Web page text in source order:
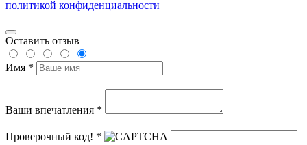
политикой конфиденциальности
Оставить отзыв
Имя *
Ваши впечатления *
Проверочный код! *